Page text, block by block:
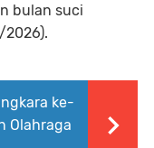
bulan suci
2026).
ke-
Olahraga